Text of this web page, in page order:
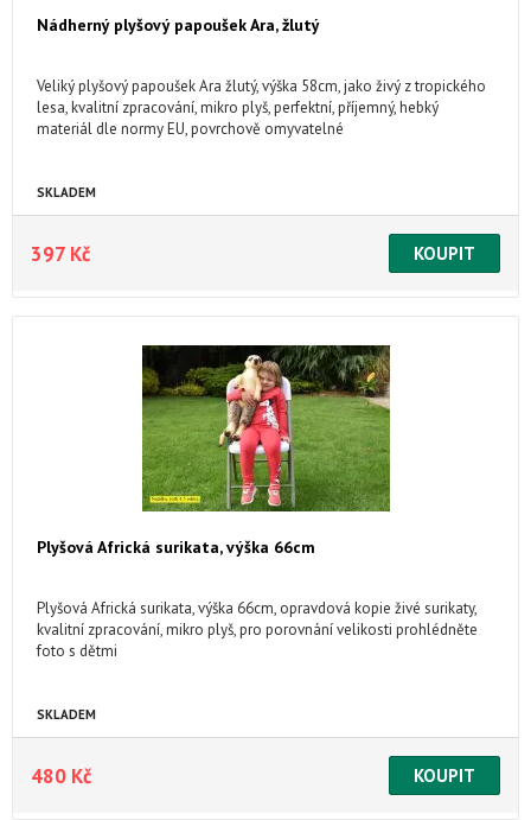
Nádherný plyšový papoušek Ara, žlutý
Veliký plyšový papoušek Ara žlutý, výška 58cm, jako živý z tropického
lesa, kvalitní zpracování, mikro plyš, perfektní, příjemný, hebký
materiál dle normy EU, povrchově omyvatelné
SKLADEM
397 Kč
Plyšová Africká surikata, výška 66cm
Plyšová Africká surikata, výška 66cm, opravdová kopie živé surikaty,
kvalitní zpracování, mikro plyš, pro porovnání velikosti prohlédněte
foto s dětmi
SKLADEM
480 Kč